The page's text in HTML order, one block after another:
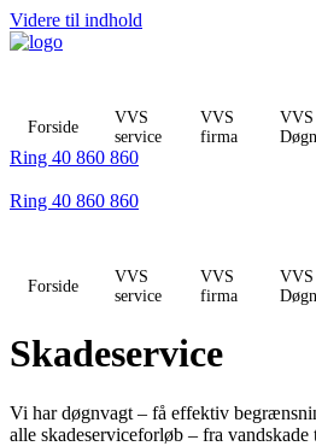
Videre til indhold
Forside
VVS
service
VVS
firma
VVS
Ring 40 860 860
Ring 40 860 860
Forside
VVS
service
VVS
firma
VVS
Skadeservice
Vi har døgnvagt – få effektiv
alle skadeserviceforløb – fra